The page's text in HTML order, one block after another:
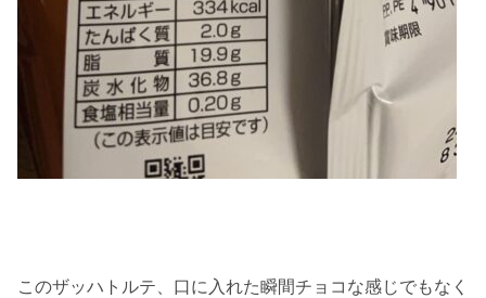
このザッハトルテ、口に入れた瞬間チョコな感じでもなく